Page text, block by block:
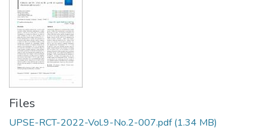
Files
UPSE-RCT-2022-Vol.9-No.2-007.pdf(1.34 MB)